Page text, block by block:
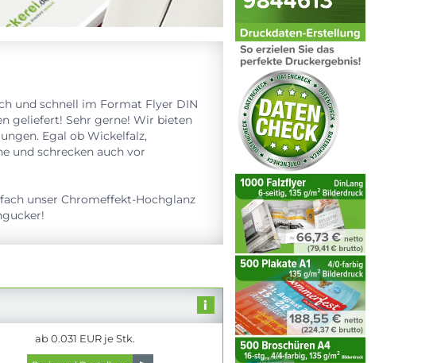
und schnell im Format Flyer DIN
geliefert! Sehr gerne! Wir bieten
Egal ob Wickelfalz,
und schrecken auch vor
unser Chromeffekt-Hochglanz
ab 0.031 EUR je Stk.